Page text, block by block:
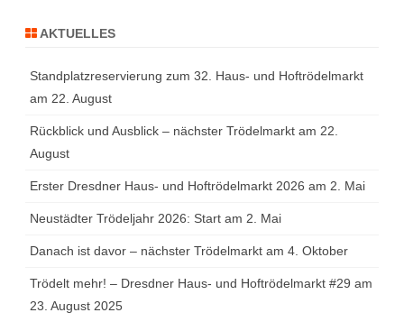
AKTUELLES
Standplatzreservierung zum 32. Haus- und Hoftrödelmarkt
am 22. August
Rückblick und Ausblick – nächster Trödelmarkt am 22.
August
Erster Dresdner Haus- und Hoftrödelmarkt 2026 am 2. Mai
Neustädter Trödeljahr 2026: Start am 2. Mai
Danach ist davor – nächster Trödelmarkt am 4. Oktober
Trödelt mehr! – Dresdner Haus- und Hoftrödelmarkt #29 am
23. August 2025